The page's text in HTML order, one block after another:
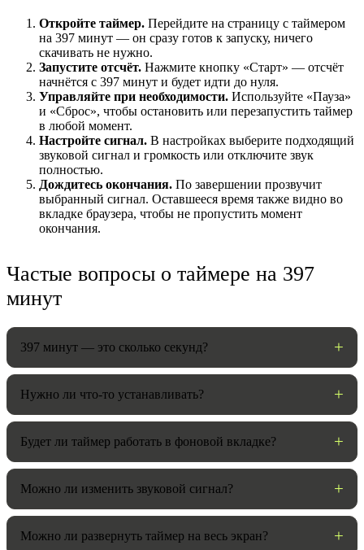
НАСТРОЙКИ
Откройте таймер. Перейдите на страницу с таймером
на 397 минут — он сразу готов к запуску, ничего
скачивать не нужно.
Запустите отсчёт. Нажмите кнопку «Старт» — отсчёт
начнётся с 397 минут и будет идти до нуля.
Управляйте при необходимости. Используйте «Пауза»
и «Сброс», чтобы остановить или перезапустить таймер
в любой момент.
Настройте сигнал. В настройках выберите подходящий
звуковой сигнал и громкость или отключите звук
полностью.
Дождитесь окончания. По завершении прозвучит
выбранный сигнал. Оставшееся время также видно во
вкладке браузера, чтобы не пропустить момент
окончания.
Частые вопросы о таймере на 397
минут
397 минут — это сколько секунд?
Нужно ли что-то устанавливать?
Будет ли таймер работать в фоновой вкладке?
Можно ли изменить звуковой сигнал?
Можно ли развернуть таймер на весь экран?